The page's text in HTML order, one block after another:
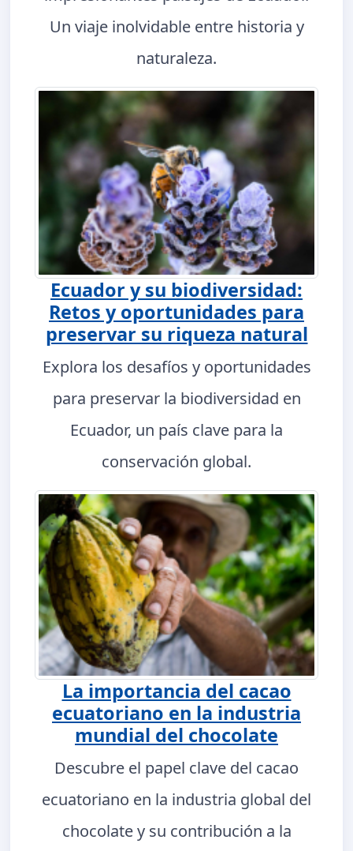
Un viaje inolvidable entre historia y
naturaleza.
Ecuador y su biodiversidad:
Retos y oportunidades para
preservar su riqueza natural
Explora los desafíos y oportunidades
para preservar la biodiversidad en
Ecuador, un país clave para la
conservación global.
La importancia del cacao
ecuatoriano en la industria
mundial del chocolate
Descubre el papel clave del cacao
ecuatoriano en la industria global del
chocolate y su contribución a la